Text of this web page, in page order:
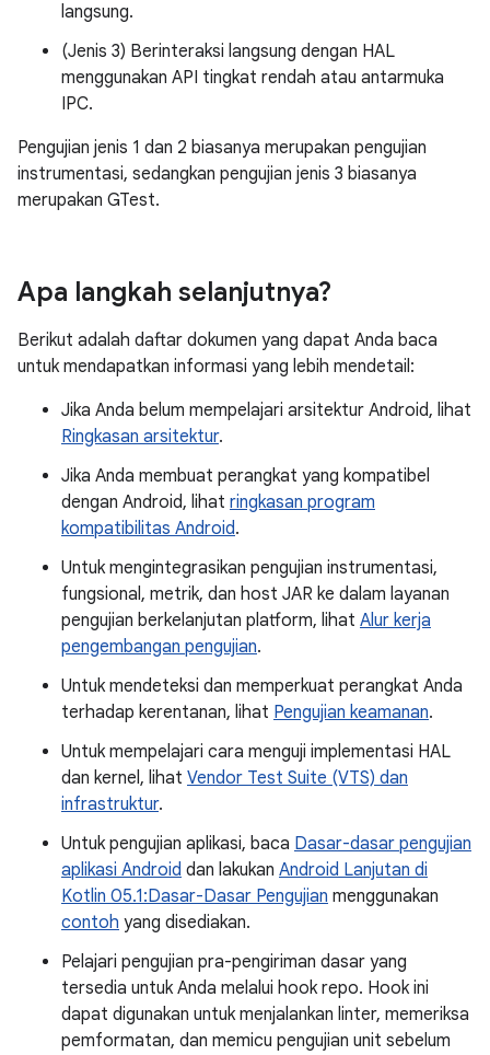
langsung.
(Jenis 3) Berinteraksi langsung dengan HAL
menggunakan API tingkat rendah atau antarmuka
IPC.
Pengujian jenis 1 dan 2 biasanya merupakan pengujian
instrumentasi, sedangkan pengujian jenis 3 biasanya
merupakan GTest.
Apa langkah selanjutnya?
Berikut adalah daftar dokumen yang dapat Anda baca
untuk mendapatkan informasi yang lebih mendetail:
Jika Anda belum mempelajari arsitektur Android, lihat
Ringkasan arsitektur.
Jika Anda membuat perangkat yang kompatibel
dengan Android, lihat ringkasan program
kompatibilitas Android.
Untuk mengintegrasikan pengujian instrumentasi,
fungsional, metrik, dan host JAR ke dalam layanan
pengujian berkelanjutan platform, lihat Alur kerja
pengembangan pengujian.
Untuk mendeteksi dan memperkuat perangkat Anda
terhadap kerentanan, lihat Pengujian keamanan.
Untuk mempelajari cara menguji implementasi HAL
dan kernel, lihat Vendor Test Suite (VTS) dan
infrastruktur.
Untuk pengujian aplikasi, baca Dasar-dasar pengujian
aplikasi Android dan lakukan Android Lanjutan di
Kotlin 05.1:Dasar-Dasar Pengujian menggunakan
contoh yang disediakan.
Pelajari pengujian pra-pengiriman dasar yang
tersedia untuk Anda melalui hook repo. Hook ini
dapat digunakan untuk menjalankan linter, memeriksa
pemformatan, dan memicu pengujian unit sebelum